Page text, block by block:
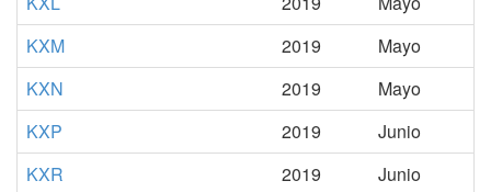
KXM
2019
Mayo
KXN
2019
Mayo
KXP
2019
Junio
KXR
2019
Junio